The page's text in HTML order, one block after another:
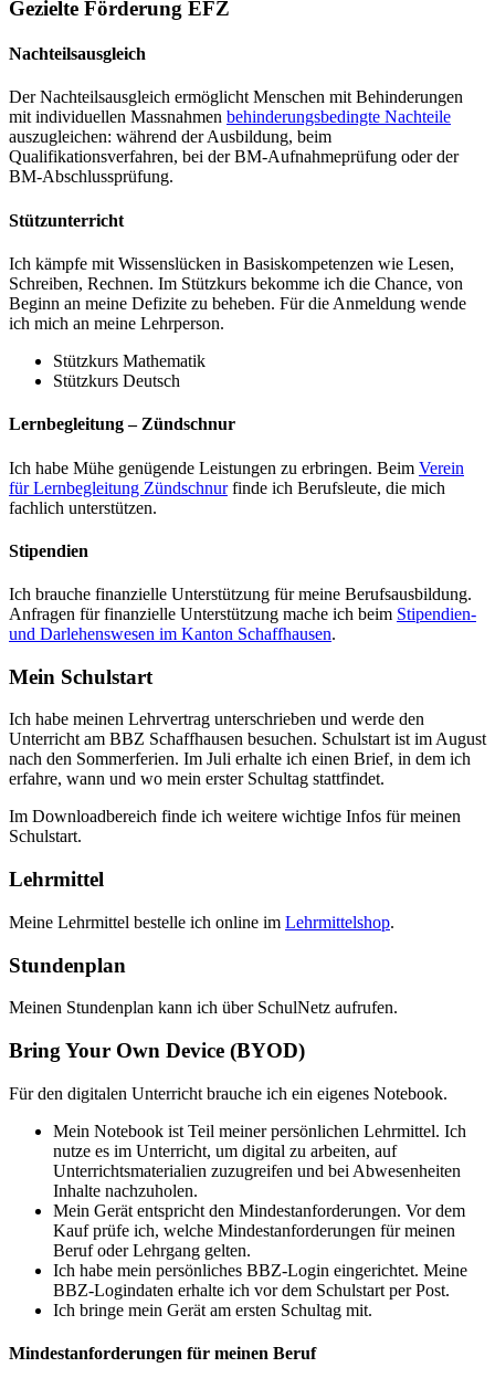
Gezielte Förderung EFZ
Nachteilsausgleich
Der Nachteilsausgleich ermöglicht Menschen mit Behinderungen
mit individuellen Massnahmen behinderungsbedingte Nachteile
auszugleichen: während der Ausbildung, beim
Qualifikationsverfahren, bei der BM-Aufnahmeprüfung oder der
BM-Abschlussprüfung.
Stützunterricht
Ich kämpfe mit Wissenslücken in Basiskompetenzen wie Lesen,
Schreiben, Rechnen. Im Stützkurs bekomme ich die Chance, von
Beginn an meine Defizite zu beheben. Für die Anmeldung wende
ich mich an meine Lehrperson.
Stützkurs Mathematik
Stützkurs Deutsch
Lernbegleitung – Zündschnur
Ich habe Mühe genügende Leistungen zu erbringen. Beim Verein
für Lernbegleitung Zündschnurfinde ich Berufsleute, die mich
fachlich unterstützen.
Stipendien
Ich brauche finanzielle Unterstützung für meine Berufsausbildung.
Anfragen für finanzielle Unterstützung mache ich beim Stipendien-
und Darlehenswesen im Kanton Schaffhausen.
Mein Schulstart
Ich habe meinen Lehrvertrag unterschrieben und werde den
Unterricht am BBZ Schaffhausen besuchen. Schulstart ist im August
nach den Sommerferien. Im Juli erhalte ich einen Brief, in dem ich
erfahre, wann und wo mein erster Schultag stattfindet.
Im Downloadbereich finde ich weitere wichtige Infos für meinen
Schulstart.
Lehrmittel
Meine Lehrmittel bestelle ich online im Lehrmittelshop.
Stundenplan
Meinen Stundenplan kann ich über SchulNetz aufrufen.
Bring Your Own Device (BYOD)
Für den digitalen Unterricht brauche ich ein eigenes Notebook.
Mein Notebook ist Teil meiner persönlichen Lehrmittel. Ich
nutze es im Unterricht, um digital zu arbeiten, auf
Unterrichtsmaterialien zuzugreifen und bei Abwesenheiten
Inhalte nachzuholen.
Mein Gerät entspricht den Mindestanforderungen. Vor dem
Kauf prüfe ich, welche Mindestanforderungen für meinen
Beruf oder Lehrgang gelten.
Ich habe mein persönliches BBZ-Login eingerichtet. Meine
BBZ-Logindaten erhalte ich vor dem Schulstart per Post.
Ich bringe mein Gerät am ersten Schultag mit.
Mindestanforderungen für meinen Beruf